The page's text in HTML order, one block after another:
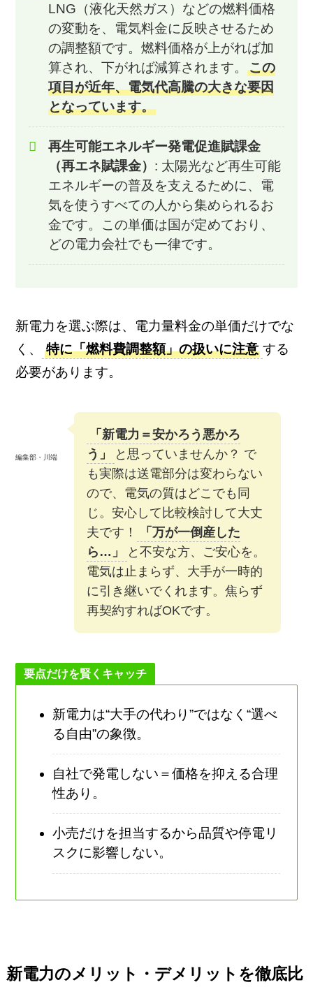
LNG（液化天然ガス）などの燃料価格
の変動を、電気料金に反映させるため
の調整額です。燃料価格が上がれば加
算され、下がれば減算されます。この
項目が近年、電気代高騰の大きな要因
となっています。
再生可能エネルギー発電促進賦課金
（再エネ賦課金） : 太陽光など再生可能
エネルギーの普及を支えるために、電
気を使うすべての人から集められるお
金です。この単価は国が定めており、
どの電力会社でも一律です。
新電力を選ぶ際は、電力量料金の単価だけでな
く、
特に「燃料費調整額」の扱いに注意 する
必要があります。
編集部・川端
「新電力＝安かろう悪かろ
う」
と思っていませんか？ で
も実際は送電部分は変わらない
ので、電気の質はどこでも同
じ。安心して比較検討して大丈
夫です！
「万が一倒産した
ら…」
と不安な方、ご安心を。
電気は止まらず、大手が一時的
に引き継いでくれます。焦らず
再契約すればOKです。
要点だけを賢くキャッチ
新電力は“大手の代わり”ではなく“選べ
る自由”の象徴。
自社で発電しない＝価格を抑える合理
性あり。
小売だけを担当するから品質や停電リ
スクに影響しない。
新電力のメリット・デメリットを徹底比